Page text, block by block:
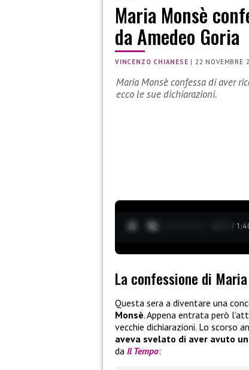
Maria Monsè
da Amedeo Goria
VINCENZO CHIANESE |22 NOVEMBRE
Maria Monsè confessa di aver
ecco le sue dichiarazioni.
0:12 /
La confessione di
Questa sera a diventare una
Monsè. Appena entrata però
vecchie dichiarazioni. Lo scorso
aveva svelato di aver avuto
da Il Tempo: